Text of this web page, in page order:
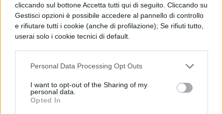
cliccando sul bottone Accetta tutti qui di seguito. Cliccando su
Gestisci opzioni è possibile accedere al pannello di controllo
e rifiutare tutti i cookie (anche di profilazione); Se rifiuti tutto,
userai solo i cookie tecnici di default.
Personal Data Processing Opt Outs
I want to opt-out of the Sharing of my
personal data.
Opted In
di coloro che vollero fartela rappresentare:
tua invece la lode per l’imbarazzo che, lo
vedevamo, inceppava la tua parola, e per
eleganza e con garbo.